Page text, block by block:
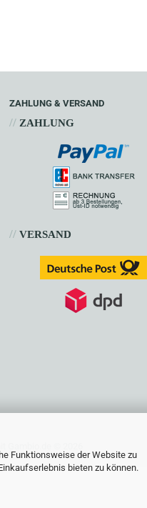
Funktionsweise der Website zu
bieten zu können.
ZAHLUNG & VERSAND
// ZAHLUNG
// VERSAND